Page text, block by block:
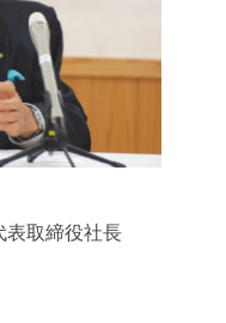
取締役社長